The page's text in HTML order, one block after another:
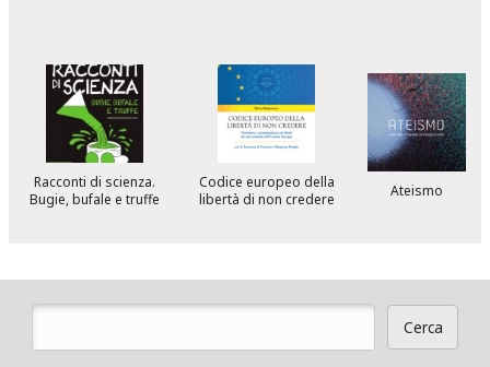
Racconti di scienza.
Bugie, bufale e truffe
Codice europeo della
libertà di non credere
Ateismo
Cerca